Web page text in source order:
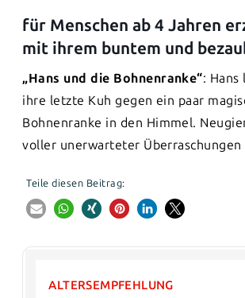
für Menschen ab 4 Jahren
mit ihrem buntem und
„Hans und die Bohnenranke“:
ihre letzte Kuh gegen ein paar
Bohnenranke in den Himmel.
voller unerwarteter
Teile diesen Beitrag:
ALTERSEMPFEHLUNG